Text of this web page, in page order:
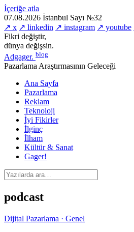
İçeriğe atla
07.08.2026 İstanbul Sayı №32
↗ x ↗ linkedin ↗ instagram ↗ youtube
Fikri değiştir,
dünya değişsin.
Adgager. blog
Pazarlama Araştırmasının Geleceği
Ana Sayfa
Pazarlama
Reklam
Teknoloji
İyi Fikirler
İlginç
İlham
Kültür & Sanat
Gager!
podcast
Dijital Pazarlama · Genel